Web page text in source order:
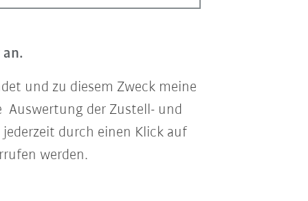
an.
und zu diesem Zweck meine
Auswertung der Zustell- und
durch einen Klick auf
werden.